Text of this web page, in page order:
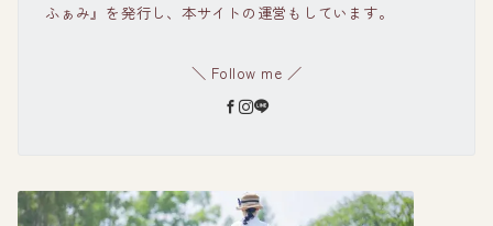
ふぁみ』を発行し、本サイトの運営もしています。
＼ Follow me ／